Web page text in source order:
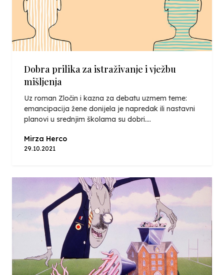
Dobra prilika za istraživanje i vježbu
mišljenja
Uz roman Zločin i kazna za debatu uzmem teme:
emancipacija žene donijela je napredak ili nastavni
planovi u srednjim školama su dobri....
Mirza Herco
29.10.2021